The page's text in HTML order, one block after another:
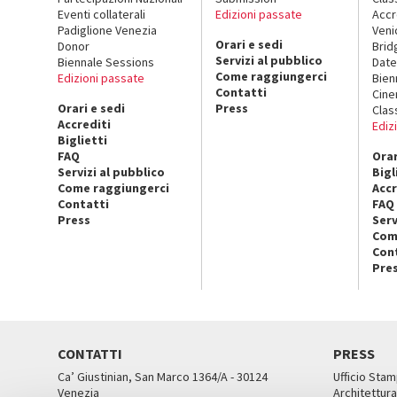
Eventi collaterali
Padiglione Venezia
Donor
Biennale Sessions
Edizioni passate
Orari e sedi
Accrediti
Biglietti
FAQ
Servizi al pubblico
Come raggiungerci
Contatti
Press
Edizioni passate
Orari e sedi
Servizi al pubblico
Come raggiungerci
Contatti
Press
FAQ
CONTATTI
Ca’ Giustinian, San Marco 1364/A - 30124
Venezia
PRESS
Ufficio
Architettura